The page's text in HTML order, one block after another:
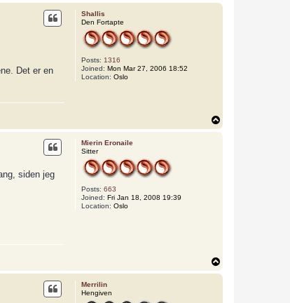
Shallis
Den Fortapte
Posts: 1316
Joined: Mon Mar 27, 2006 18:52
Location: Oslo
Det er en
o
Mierin Eronaile
Sitter
Posts: 663
Joined: Fri Jan 18, 2008 19:39
Location: Oslo
siden jeg
Merrilin
Hengiven